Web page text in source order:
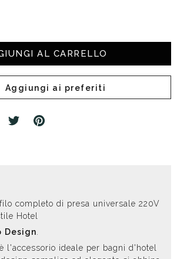
AL CARRELLO
Aggiungi ai preferiti
completo di presa universale 220V
Hotel
Design
l'accessorio ideale per bagni d'hotel